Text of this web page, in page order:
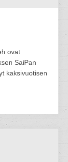
ovat
SaiPan
kaksivuotisen